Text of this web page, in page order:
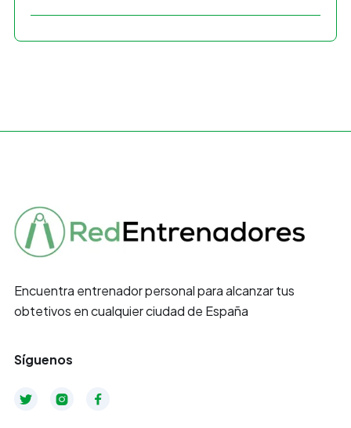
Encuentra entrenador personal para alcanzar tus
obtetivos en cualquier ciudad de España
Síguenos
  